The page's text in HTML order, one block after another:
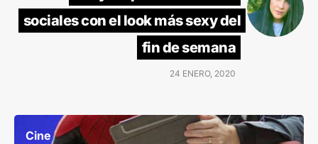
sociales con el look más sexy del
fin de semana
24 ENERO, 2020
Cine